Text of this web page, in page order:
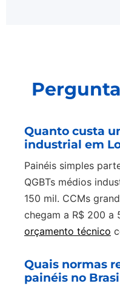
Quanto custa
industrial em
Painéis simples
QGBTs médios
150 mil. CCMs
chegam a R$ 200 a
orçamento técnico
Quais normas
painéis no